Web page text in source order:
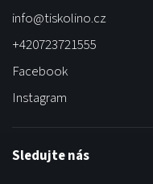
info@tiskolino.cz
+420723721555
Facebook
Instagram
Sledujte nás